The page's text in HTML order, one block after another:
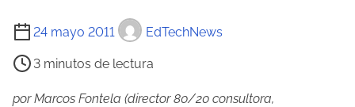
24 mayo 2011 EdTechNews
T
e
m
3 minutos de lectura
por Marcos Fontela (director 80/20 consultora,